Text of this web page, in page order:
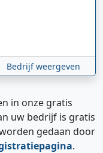
Bedrijf weergeven
in onze gratis
uw bedrijf is gratis
gedaan door
.